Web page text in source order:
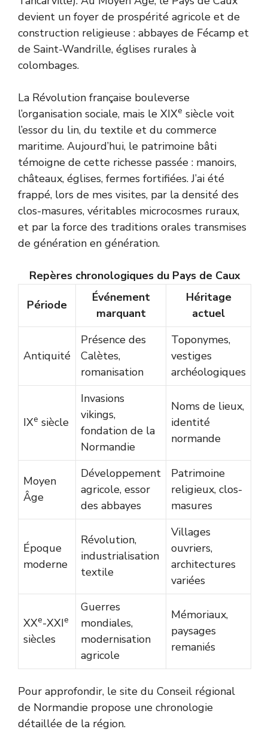
devient un foyer de prospérité agricole et de
construction religieuse : abbayes de Fécamp et
de Saint-Wandrille, églises rurales à
colombages.
La Révolution française bouleverse
l’organisation sociale, mais le XIXe siècle voit
l’essor du lin, du textile et du commerce
maritime. Aujourd’hui, le patrimoine bâti
témoigne de cette richesse passée : manoirs,
châteaux, églises, fermes fortifiées. J’ai été
frappé, lors de mes visites, par la densité des
clos-masures, véritables microcosmes ruraux,
et par la force des traditions orales transmises
de génération en génération.
Repères chronologiques du Pays de Caux
Période
Événement
marquant
Héritage
actuel
Antiquité
Présence des
Calètes,
romanisation
Toponymes,
vestiges
archéologiques
IXe siècle
Invasions
vikings,
fondation de la
Normandie
Noms de lieux,
identité
normande
Moyen
Âge
Développement
agricole, essor
des abbayes
Patrimoine
religieux, clos-
masures
Époque
moderne
Révolution,
industrialisation
textile
Villages
ouvriers,
architectures
variées
XXe-XXIe
siècles
Guerres
mondiales,
modernisation
agricole
Mémoriaux,
paysages
remaniés
Pour approfondir, le site du Conseil régional
de Normandie propose une chronologie
détaillée de la région.